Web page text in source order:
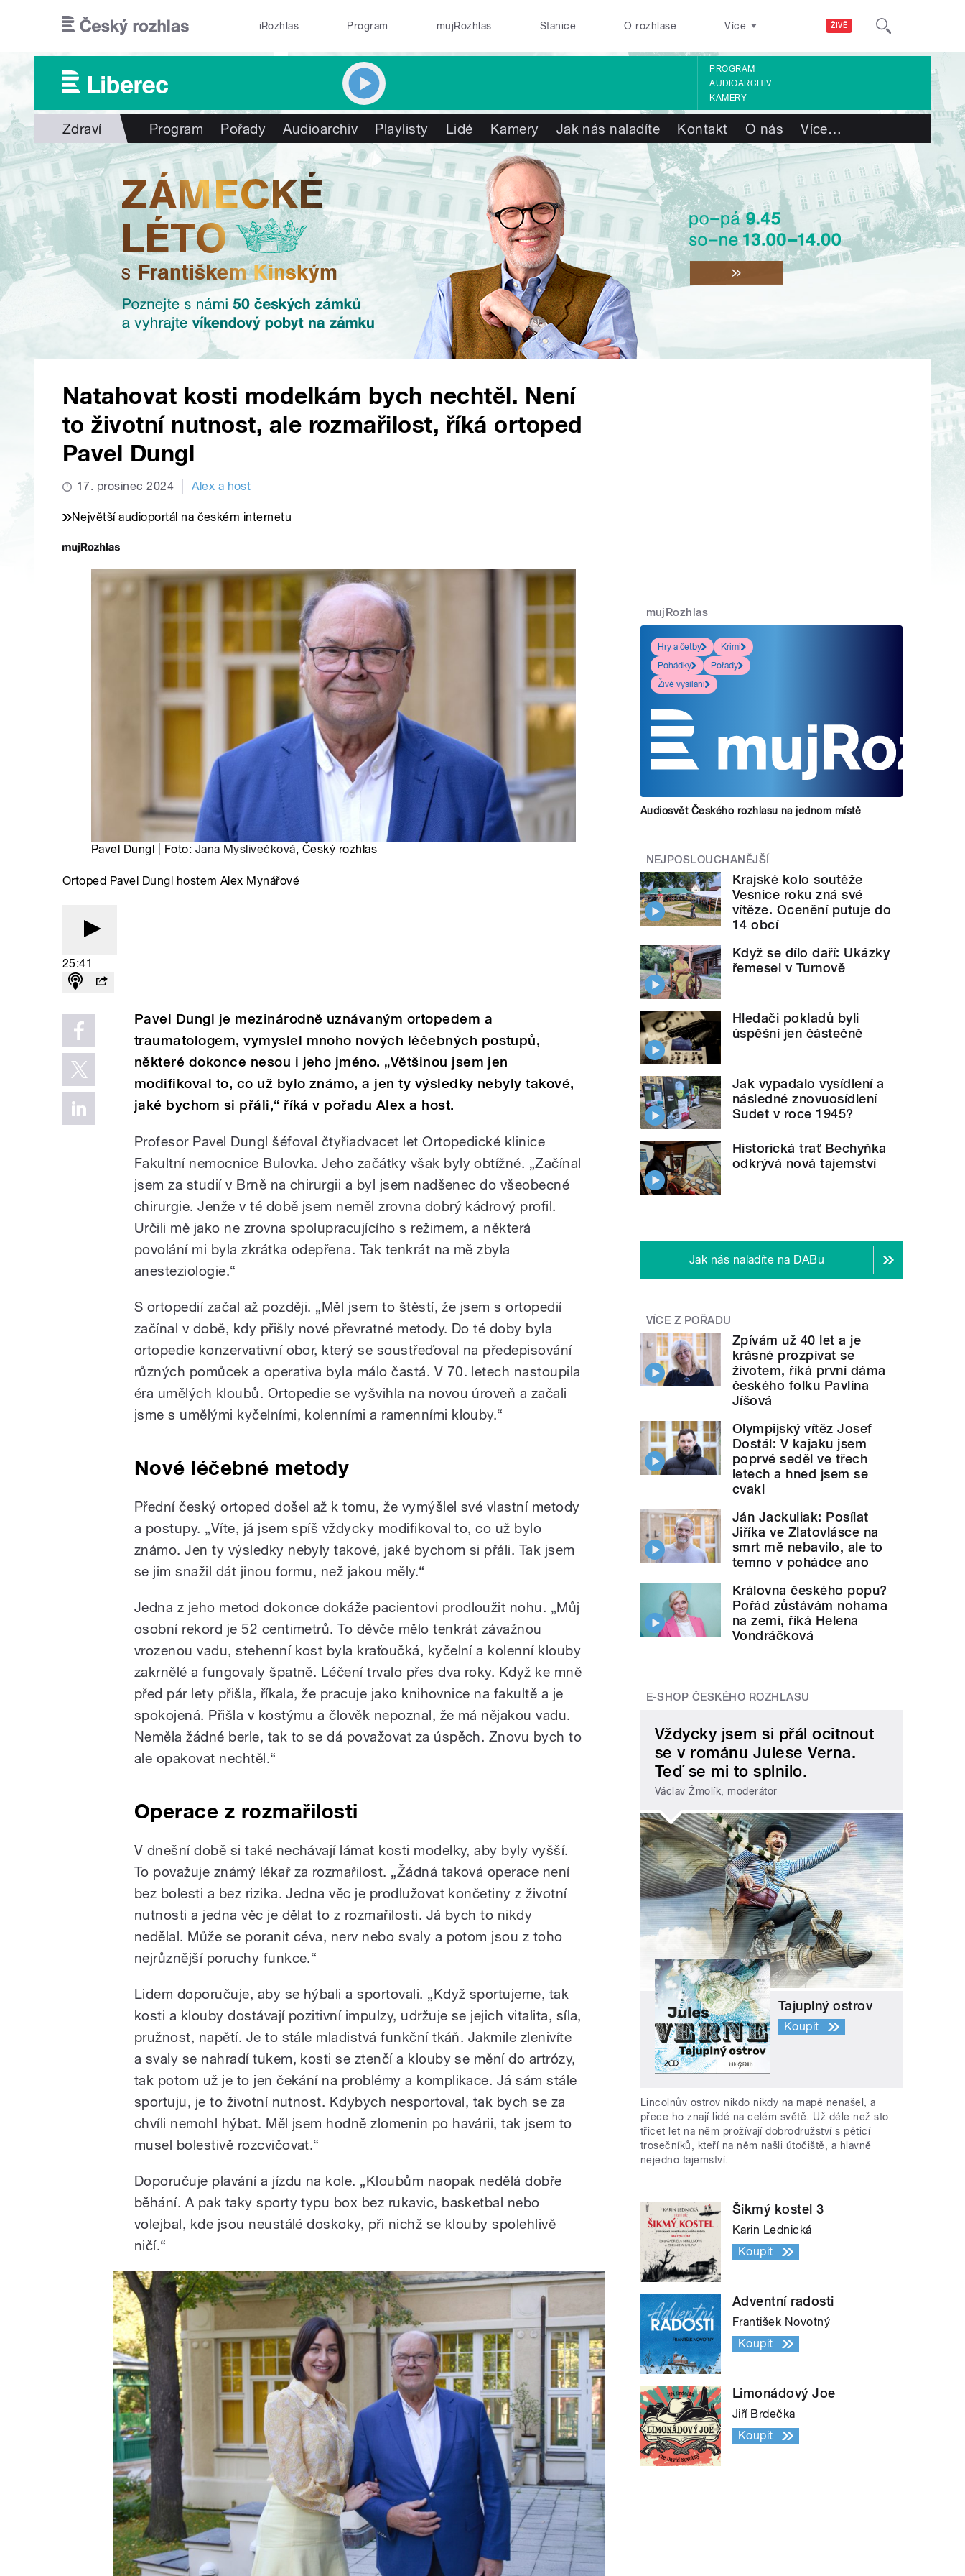
ŽIVĚ
iRozhlas Program mujRozhlas Stanice O rozhlase Více
PROGRAM
AUDIOARCHIV
KAMERY
Zdraví Program Pořady Audioarchiv Playlisty Lidé Kamery Jak nás naladíte Kontakt O nás Více…
Natahovat kosti modelkám bych nechtěl. Není
to životní nutnost, ale rozmařilost, říká ortoped
Pavel Dungl
17. prosinec 2024 Alex a host
Největší audioportál na českém internetu
Pavel Dungl | Foto: Jana Myslivečková, Český rozhlas
Ortoped Pavel Dungl hostem Alex Mynářové
25:41
Pavel Dungl je mezinárodně uznávaným ortopedem a
traumatologem, vymyslel mnoho nových léčebných postupů,
některé dokonce nesou i jeho jméno. „Většinou jsem jen
modifikoval to, co už bylo známo, a jen ty výsledky nebyly takové,
jaké bychom si přáli,“ říká v pořadu Alex a host.
Profesor Pavel Dungl šéfoval čtyřiadvacet let Ortopedické klinice
Fakultní nemocnice Bulovka. Jeho začátky však byly obtížné. „Začínal
jsem za studií v Brně na chirurgii a byl jsem nadšenec do všeobecné
chirurgie. Jenže v té době jsem neměl zrovna dobrý kádrový profil.
Určili mě jako ne zrovna spolupracujícího s režimem, a některá
povolání mi byla zkrátka odepřena. Tak tenkrát na mě zbyla
anesteziologie.“
S ortopedií začal až později. „Měl jsem to štěstí, že jsem s ortopedií
začínal v době, kdy přišly nové převratné metody. Do té doby byla
ortopedie konzervativní obor, který se soustřeďoval na předepisování
různých pomůcek a operativa byla málo častá. V 70. letech nastoupila
éra umělých kloubů. Ortopedie se vyšvihla na novou úroveň a začali
jsme s umělými kyčelními, kolenními a ramenními klouby.“
Nové léčebné metody
Přední český ortoped došel až k tomu, že vymýšlel své vlastní metody
a postupy. „Víte, já jsem spíš vždycky modifikoval to, co už bylo
známo. Jen ty výsledky nebyly takové, jaké bychom si přáli. Tak jsem
se jim snažil dát jinou formu, než jakou měly.“
Jedna z jeho metod dokonce dokáže pacientovi prodloužit nohu. „Můj
osobní rekord je 52 centimetrů. To děvče mělo tenkrát závažnou
vrozenou vadu, stehenní kost byla kraťoučká, kyčelní a kolenní klouby
zakrnělé a fungovaly špatně. Léčení trvalo přes dva roky. Když ke mně
před pár lety přišla, říkala, že pracuje jako knihovnice na fakultě a je
spokojená. Přišla v kostýmu a člověk nepoznal, že má nějakou vadu.
Neměla žádné berle, tak to se dá považovat za úspěch. Znovu bych to
ale opakovat nechtěl.“
Operace z rozmařilosti
V dnešní době si také nechávají lámat kosti modelky, aby byly vyšší.
To považuje známý lékař za rozmařilost. „Žádná taková operace není
bez bolesti a bez rizika. Jedna věc je prodlužovat končetiny z životní
nutnosti a jedna věc je dělat to z rozmařilosti. Já bych to nikdy
nedělal. Může se poranit céva, nerv nebo svaly a potom jsou z toho
nejrůznější poruchy funkce.“
Lidem doporučuje, aby se hýbali a sportovali. „Když sportujeme, tak
kosti a klouby dostávají pozitivní impulzy, udržuje se jejich vitalita, síla,
pružnost, napětí. Je to stále mladistvá funkční tkáň. Jakmile zlenivíte
a svaly se nahradí tukem, kosti se ztenčí a klouby se mění do artrózy,
tak potom už je to jen čekání na problémy a komplikace. Já sám stále
sportuju, je to životní nutnost. Kdybych nesportoval, tak bych se za
chvíli nemohl hýbat. Měl jsem hodně zlomenin po havárii, tak jsem to
musel bolestivě rozcvičovat.“
Doporučuje plavání a jízdu na kole. „Kloubům naopak nedělá dobře
běhání. A pak taky sporty typu box bez rukavic, basketbal nebo
volejbal, kde jsou neustálé doskoky, při nichž se klouby spolehlivě
ničí.“
mujRozhlas
Hry a četby
Krimi
Pohádky
Pořady
Živé vysílání
Audiosvět Českého rozhlasu na jednom místě
NEJPOSLOUCHANĚJŠÍ
Krajské kolo soutěže
Vesnice roku zná své
vítěze. Ocenění putuje do
14 obcí
Když se dílo daří: Ukázky
řemesel v Turnově
Hledači pokladů byli
úspěšní jen částečně
Jak vypadalo vysídlení a
následné znovuosídlení
Sudet v roce 1945?
Historická trať Bechyňka
odkrývá nová tajemství
Jak nás naladíte na DABu
VÍCE Z POŘADU
Zpívám už 40 let a je
krásné prozpívat se
životem, říká první dáma
českého folku Pavlína
Jíšová
Olympijský vítěz Josef
Dostál: V kajaku jsem
poprvé seděl ve třech
letech a hned jsem se
cvakl
Ján Jackuliak: Posílat
Jiříka ve Zlatovlásce na
smrt mě nebavilo, ale to
temno v pohádce ano
Královna českého popu?
Pořád zůstávám nohama
na zemi, říká Helena
Vondráčková
E-SHOP ČESKÉHO ROZHLASU
Vždycky jsem si přál ocitnout
se v románu Julese Verna.
Teď se mi to splnilo.
Václav Žmolík, moderátor
Tajuplný ostrov
Koupit
Lincolnův ostrov nikdo nikdy na mapě nenašel, a
přece ho znají lidé na celém světě. Už déle než sto
třicet let na něm prožívají dobrodružství s pěticí
trosečníků, kteří na něm našli útočiště, a hlavně
nejedno tajemství.
Šikmý kostel 3
Karin Lednická
Koupit
Adventní radosti
František Novotný
Koupit
Limonádový Joe
Jiří Brdečka
Koupit